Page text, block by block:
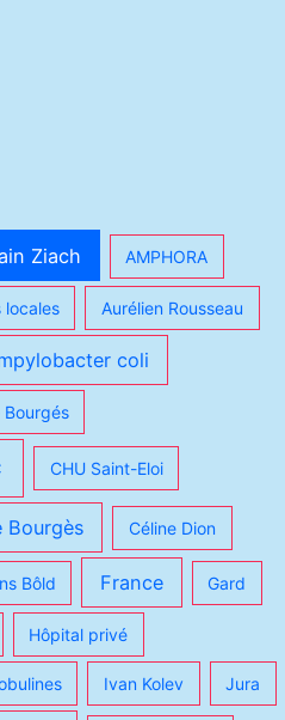
Ziach AMPHORA
locales Aurélien Rousseau
coli
Bourgés
CHU Saint-Eloi
Bourgès Céline Dion
Bôld France Gard
Hôpital privé
Ivan Kolev Jura